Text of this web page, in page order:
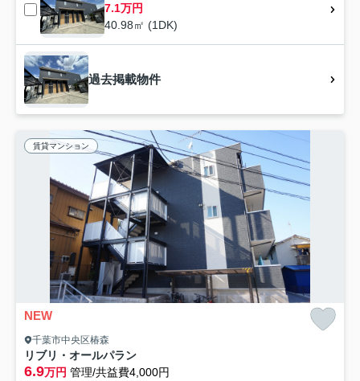
7.1万円
40.98㎡ (1DK)
過去掲載物件
賃貸マンション
NEW
千葉市中央区椿森
リブリ・オールパラン
6.9万円 管理/共益費4,000円